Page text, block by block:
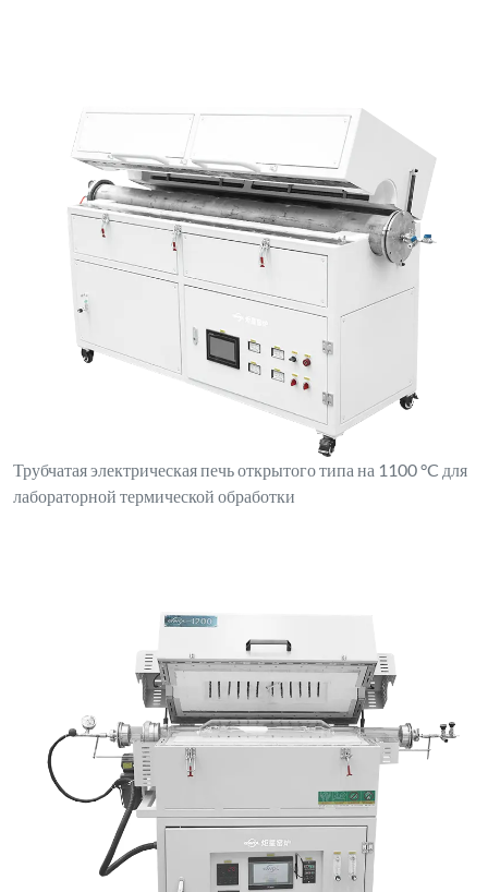
Трубчатая электрическая печь открытого типа на 1100 °C для
лабораторной термической обработки